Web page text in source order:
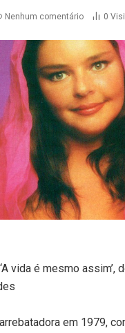
Nenhum comentário 0
vida é mesmo assim’,
em 1979,